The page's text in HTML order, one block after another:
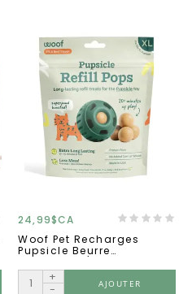
24,99$CA
Woof Pet Recharges
Pupsicle Beurre
+
-
AJOUTER